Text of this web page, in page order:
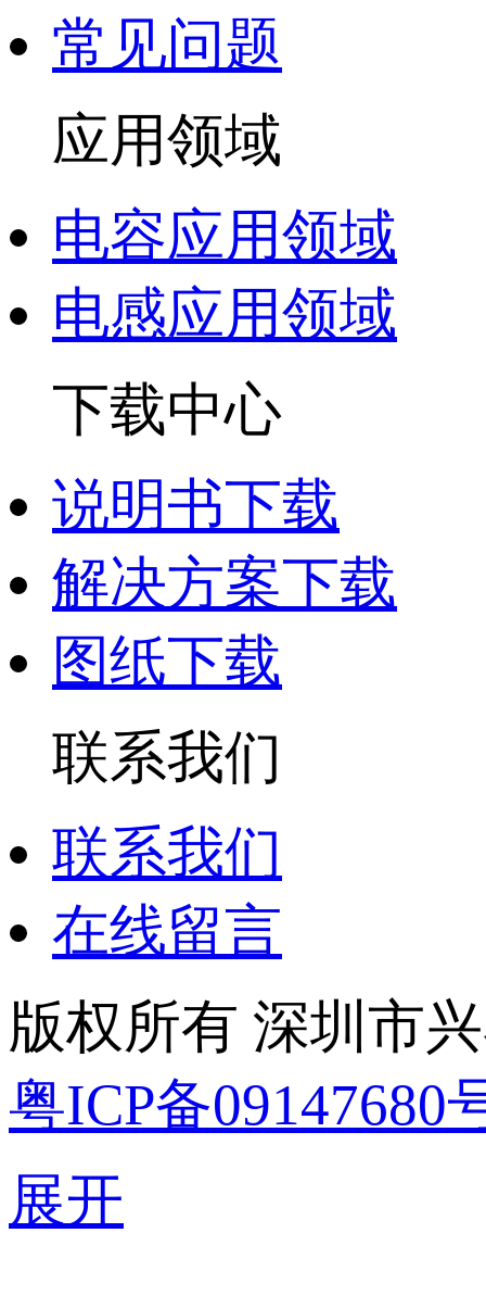
常见问题
应用领域
电容应用领域
电感应用领域
下载中心
说明书下载
解决方案下载
图纸下载
联系我们
联系我们
在线留言
版权所有 深圳市
粤ICP备09147680
展开